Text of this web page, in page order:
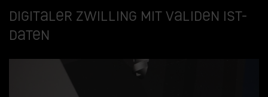
Digitaler Zwilling mit validen Ist-
Daten